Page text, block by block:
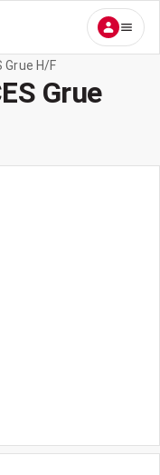
Grue H/F
Grue